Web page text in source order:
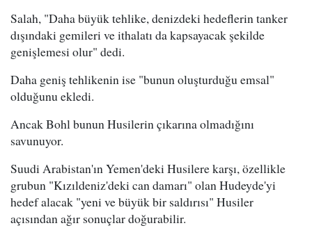
Salah, "Daha büyük tehlike, denizdeki hedeflerin tanker
dışındaki gemileri ve ithalatı da kapsayacak şekilde
genişlemesi olur" dedi.
Daha geniş tehlikenin ise "bunun oluşturduğu emsal"
olduğunu ekledi.
Ancak Bohl bunun Husilerin çıkarına olmadığını
savunuyor.
Suudi Arabistan'ın Yemen'deki Husilere karşı, özellikle
grubun "Kızıldeniz'deki can damarı" olan Hudeyde'yi
hedef alacak "yeni ve büyük bir saldırısı" Husiler
açısından ağır sonuçlar doğurabilir.